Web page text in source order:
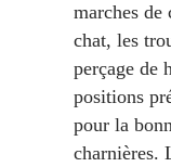
marches de
chat, les
perçage de
positions
pour la
charnières.